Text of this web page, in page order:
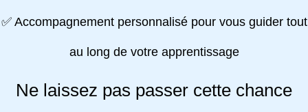
✅ Accompagnement personnalisé pour vous guider tout
au long de votre apprentissage
Ne laissez pas passer cette chance